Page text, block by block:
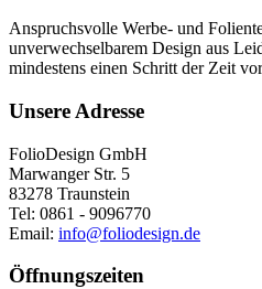
Anspruchsvolle Werbe- und
unverwechselbarem Design aus
mindestens einen Schritt der Zeit
Unsere Adresse
FolioDesign GmbH
Marwanger Str. 5
83278 Traunstein
Tel: 0861 - 9096770
Email: info@foliodesign.de
Öffnungszeiten